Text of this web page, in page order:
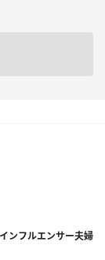
ンフルエンサー夫婦